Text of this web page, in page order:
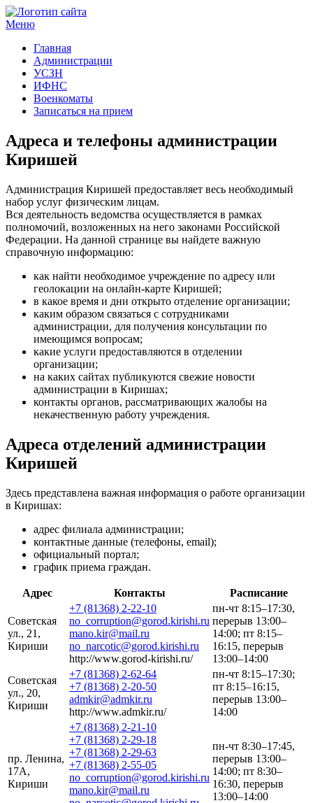
Меню
Главная
Администрации
УСЗН
ИФНС
Военкоматы
Записаться на прием
Адреса и телефоны администрации
Киришей
Администрация Киришей предоставляет весь необходимый
набор услуг физическим лицам.
Вся деятельность ведомства осуществляется в рамках
полномочий, возложенных на него законами Российской
Федерации. На данной странице вы найдете важную
справочную информацию:
как найти необходимое учреждение по адресу или
геолокации на онлайн-карте Киришей;
в какое время и дни открыто отделение организации;
каким образом связаться с сотрудниками
администрации, для получения консультации по
имеющимся вопросам;
какие услуги предоставляются в отделении
организации;
на каких сайтах публикуются свежие новости
администрации в Киришах;
контакты органов, рассматривающих жалобы на
некачественную работу учреждения.
Адреса отделений администрации
Киришей
Здесь представлена важная информация о работе организации
в Киришах:
адрес филиала администрации;
контактные данные (телефоны, email);
официальный портал;
график приема граждан.
Адрес Контакты Расписание
Советская
ул., 21,
Кириши
+7 (81368) 2-22-10
no_corruption@gorod.kirishi.ru
mano.kir@mail.ru
no_narcotic@gorod.kirishi.ru
http://www.gorod-kirishi.ru/
пн-чт 8:15–17:30,
перерыв 13:00–
14:00; пт 8:15–
16:15, перерыв
13:00–14:00
Советская
ул., 20,
Кириши
+7 (81368) 2-62-64
+7 (81368) 2-20-50
admkir@admkir.ru
http://www.admkir.ru/
пн-чт 8:15–17:30;
пт 8:15–16:15,
перерыв 13:00–
14:00
пр. Ленина,
17А,
Кириши
+7 (81368) 2-21-10
+7 (81368) 2-29-18
+7 (81368) 2-29-63
+7 (81368) 2-55-05
no_corruption@gorod.kirishi.ru
mano.kir@mail.ru
пн-чт 8:30–17:45,
перерыв 13:00–
14:00; пт 8:30–
16:30, перерыв
13:00–14:00